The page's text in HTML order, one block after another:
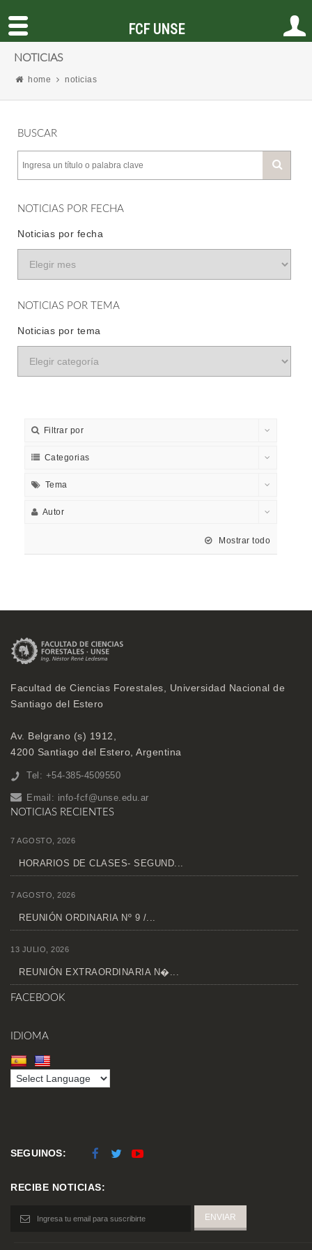
NOTICIAS
home noticias
BUSCAR
NOTICIAS POR FECHA
Noticias por fecha
NOTICIAS POR TEMA
Noticias por tema
Filtrar por
Categorias
Tema
Autor
Mostrar todo
Facultad de Ciencias Forestales, Universidad Nacional de
Santiago del Estero
Av. Belgrano (s) 1912,
4200 Santiago del Estero, Argentina
Tel: +54-385-4509550
Email: info-fcf@unse.edu.ar
NOTICIAS RECIENTES
7 AGOSTO, 2026
HORARIOS DE CLASES- SEGUND...
7 AGOSTO, 2026
REUNIÓN ORDINARIA Nº 9 /...
13 JULIO, 2026
REUNIÓN EXTRAORDINARIA N�...
FACEBOOK
IDIOMA
SEGUINOS:
RECIBE NOTICIAS:
FCF UNSE